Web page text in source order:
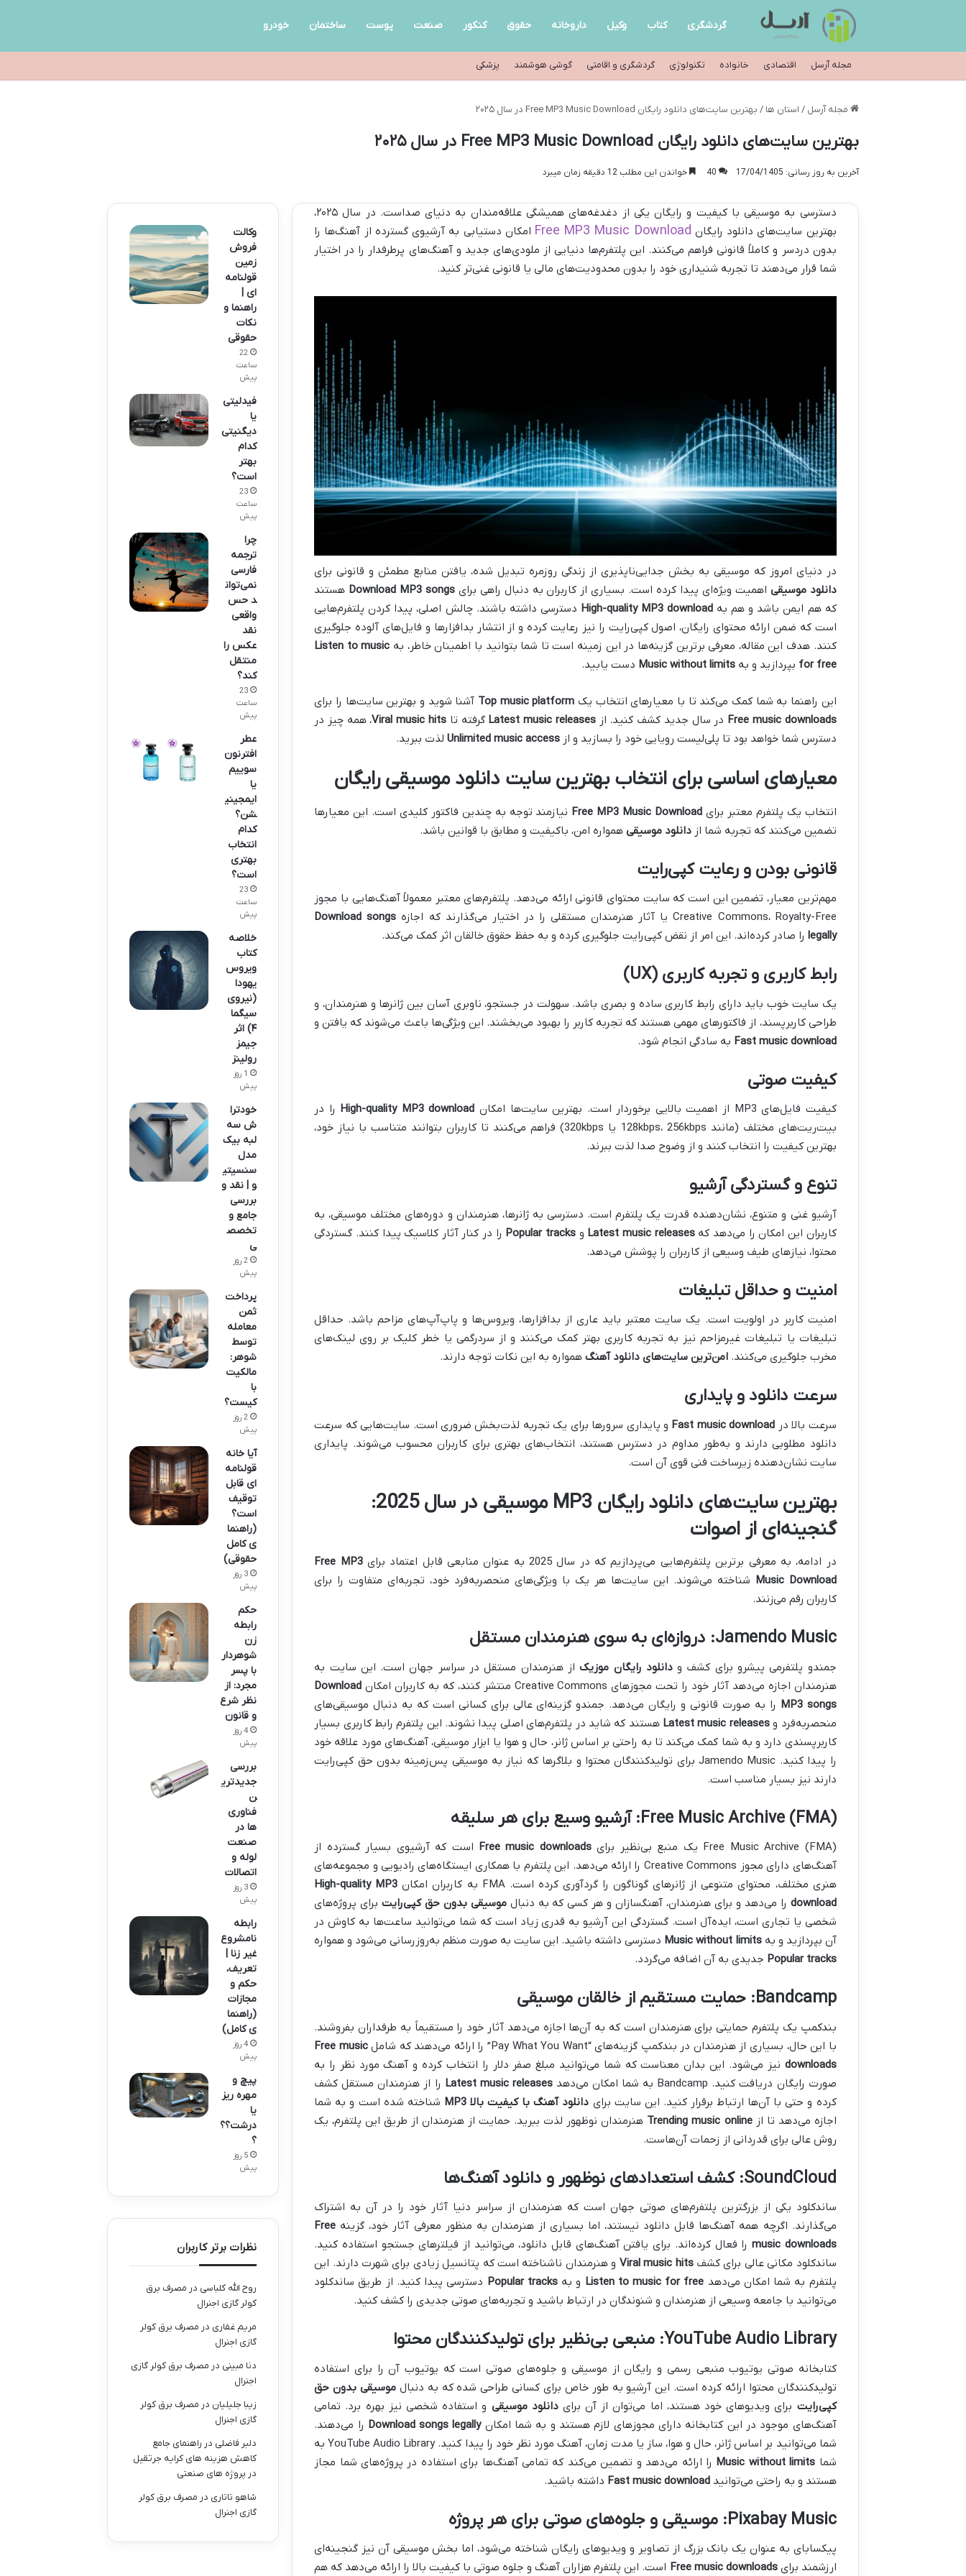
گردشگری کتاب وکیل داروخانه حقوق کنکور صنعت پوست ساختمان خودرو
مجله آرسل اقتصادی خانواده تکنولوژی گردشگری و اقامتی گوشی هوشمند پزشکی
مجله آرسل / استان ها / بهترین سایت‌های دانلود رایگان Free MP3 Music Download در سال ۲۰۲۵
بهترین سایت‌های دانلود رایگان Free MP3 Music Download در سال ۲۰۲۵
آخرین به روز رسانی: 17/04/1405 40 خواندن این مطلب 12 دقیقه زمان میبرد
دسترسی به موسیقی با کیفیت و رایگان یکی از دغدغه‌های همیشگی علاقه‌مندان به دنیای صداست. در سال ۲۰۲۵،
بهترین سایت‌های دانلود رایگان Free MP3 Music Download امکان دستیابی به آرشیوی گسترده از آهنگ‌ها را
بدون دردسر و کاملاً قانونی فراهم می‌کنند. این پلتفرم‌ها دنیایی از ملودی‌های جدید و آهنگ‌های پرطرفدار را در اختیار
شما قرار می‌دهند تا تجربه شنیداری خود را بدون محدودیت‌های مالی یا قانونی غنی‌تر کنید.
در دنیای امروز که موسیقی به بخش جدایی‌ناپذیری از زندگی روزمره تبدیل شده، یافتن منابع مطمئن و قانونی برای
دانلود موسیقی اهمیت ویژه‌ای پیدا کرده است. بسیاری از کاربران به دنبال راهی برایDownload MP3 songs هستند
که هم ایمن باشد و هم به High-quality MP3 download دسترسی داشته باشند. چالش اصلی، پیدا کردن پلتفرم‌هایی
است که ضمن ارائه محتوای رایگان، اصول کپی‌رایت را نیز رعایت کرده و از انتشار بدافزارها و فایل‌های آلوده جلوگیری
کنند. هدف این مقاله، معرفی برترین گزینه‌ها در این زمینه است تا شما بتوانید با اطمینان خاطر، به Listen to music
for free بپردازید و بهMusic without limits دست یابید.
این راهنما به شما کمک می‌کند تا با معیارهای انتخاب یک Top music platform آشنا شوید و بهترین سایت‌ها را برای
Free music downloads در سال جدید کشف کنید. ازLatest music releases گرفته تا Viral music hits، همه چیز در
دسترس شما خواهد بود تا پلی‌لیست رویایی خود را بسازید و ازUnlimited music access لذت ببرید.
معیارهای اساسی برای انتخاب بهترین سایت دانلود موسیقی رایگان
انتخاب یک پلتفرم معتبر برای Free MP3 Music Download نیازمند توجه به چندین فاکتور کلیدی است. این معیارها
تضمین می‌کنند که تجربه شما ازدانلود موسیقی همواره امن، باکیفیت و مطابق با قوانین باشد.
قانونی بودن و رعایت کپی‌رایت
مهم‌ترین معیار، تضمین این است که سایت محتوای قانونی ارائه می‌دهد. پلتفرم‌های معتبر معمولاً آهنگ‌هایی با مجوز
Creative Commons، Royalty-Free یا آثار هنرمندان مستقلی را در اختیار می‌گذارند که اجازه
Download songs
legally را صادر کرده‌اند. این امر از نقض کپی‌رایت جلوگیری کرده و به حفظ حقوق خالقان اثر کمک می‌کند.
رابط کاربری و تجربه کاربری (UX)
یک سایت خوب باید دارای رابط کاربری ساده و بصری باشد. سهولت در جستجو، ناوبری آسان بین ژانرها و هنرمندان، و
طراحی کاربرپسند، از فاکتورهای مهمی هستند که تجربه کاربر را بهبود می‌بخشند. این ویژگی‌ها باعث می‌شوند که یافتن و
Fast music download به سادگی انجام شود.
کیفیت صوتی
کیفیت فایل‌های MP3 از اهمیت بالایی برخوردار است. بهترین سایت‌ها امکان High-quality MP3 download را در
بیت‌ریت‌های مختلف (مانند 128kbps، 256kbps یا 320kbps) فراهم می‌کنند تا کاربران بتوانند متناسب با نیاز خود،
بهترین کیفیت را انتخاب کنند و از وضوح صدا لذت ببرند.
تنوع و گستردگی آرشیو
آرشیو غنی و متنوع، نشان‌دهنده قدرت یک پلتفرم است. دسترسی به ژانرها، هنرمندان و دوره‌های مختلف موسیقی، به
کاربران این امکان را می‌دهد کهLatest music releases و Popular tracks را در کنار آثار کلاسیک پیدا کنند. گستردگی
محتوا، نیازهای طیف وسیعی از کاربران را پوشش می‌دهد.
امنیت و حداقل تبلیغات
امنیت کاربر در اولویت است. یک سایت معتبر باید عاری از بدافزارها، ویروس‌ها و پاپ‌آپ‌های مزاحم باشد. حداقل
تبلیغات یا تبلیغات غیرمزاحم نیز به تجربه کاربری بهتر کمک می‌کنند و از سردرگمی یا خطر کلیک بر روی لینک‌های
مخرب جلوگیری می‌کنند.امن‌ترین سایت‌های دانلود آهنگ همواره به این نکات توجه دارند.
سرعت دانلود و پایداری
سرعت بالا در Fast music download و پایداری سرورها برای یک تجربه لذت‌بخش ضروری است. سایت‌هایی که سرعت
دانلود مطلوبی دارند و به‌طور مداوم در دسترس هستند، انتخاب‌های بهتری برای کاربران محسوب می‌شوند. پایداری
سایت نشان‌دهنده زیرساخت فنی قوی آن است.
بهترین سایت‌های دانلود رایگان MP3 موسیقی در سال 2025:
گنجینه‌ای از اصوات
در ادامه، به معرفی برترین پلتفرم‌هایی می‌پردازیم که در سال 2025 به عنوان منابعی قابل اعتماد برای
Free MP3
Music Download شناخته می‌شوند. این سایت‌ها هر یک با ویژگی‌های منحصربه‌فرد خود، تجربه‌ای متفاوت را برای
کاربران رقم می‌زنند.
Jamendo Music: دروازه‌ای به سوی هنرمندان مستقل
جمندو پلتفرمی پیشرو برای کشف ودانلود رایگان موزیک از هنرمندان مستقل در سراسر جهان است. این سایت به
هنرمندان اجازه می‌دهد آثار خود را تحت مجوزهای Creative Commons منتشر کنند، که به کاربران امکان
Download
MP3 songs را به صورت قانونی و رایگان می‌دهد. جمندو گزینه‌ای عالی برای کسانی است که به دنبال موسیقی‌های
منحصربه‌فرد وLatest music releases هستند که شاید در پلتفرم‌های اصلی پیدا نشوند. این پلتفرم رابط کاربری بسیار
کاربرپسندی دارد و به شما کمک می‌کند تا به راحتی بر اساس ژانر، حال و هوا یا ابزار موسیقی، آهنگ‌های مورد علاقه خود
را پیدا کنید. Jamendo Music برای تولیدکنندگان محتوا و بلاگرها که نیاز به موسیقی پس‌زمینه بدون حق کپی‌رایت
دارند نیز بسیار مناسب است.
Free Music Archive (FMA): آرشیو وسیع برای هر سلیقه
Free Music Archive (FMA) یک منبع بی‌نظیر برای Free music downloads است که آرشیوی بسیار گسترده از
آهنگ‌های دارای مجوز Creative Commons را ارائه می‌دهد. این پلتفرم با همکاری ایستگاه‌های رادیویی و مجموعه‌های
هنری مختلف، محتوای متنوعی از ژانرهای گوناگون را گردآوری کرده است. FMA به کاربران امکان
High-quality MP3
download را می‌دهد و برای هنرمندان، آهنگسازان و هر کسی که به دنبالموسیقی بدون حق کپی‌رایتبرای پروژه‌های
شخصی یا تجاری است، ایده‌آل است. گستردگی این آرشیو به قدری زیاد است که شما می‌توانید ساعت‌ها به کاوش در
آن بپردازید و بهMusic without limits دسترسی داشته باشید. این سایت به صورت منظم به‌روزرسانی می‌شود و همواره
Popular tracks جدیدی به آن اضافه می‌گردد.
Bandcamp: حمایت مستقیم از خالقان موسیقی
بندکمپ یک پلتفرم حمایتی برای هنرمندان است که به آن‌ها اجازه می‌دهد آثار خود را مستقیماً به طرفداران بفروشند.
با این حال، بسیاری از هنرمندان در بندکمپ گزینه‌های “Pay What You Want” را ارائه می‌دهند که شامل
Free music
downloads نیز می‌شود. این بدان معناست که شما می‌توانید مبلغ صفر دلار را انتخاب کرده و آهنگ مورد نظر را به
صورت رایگان دریافت کنید. Bandcamp به شما امکان می‌دهد
Latest music releases را از هنرمندان مستقل کشف
کرده و حتی با آن‌ها ارتباط برقرار کنید. این سایت برای دانلود آهنگ با کیفیت بالا MP3
شناخته شده است و به شما
اجازه می‌دهد تا ازTrending music online هنرمندان نوظهور لذت ببرید. حمایت از هنرمندان از طریق این پلتفرم، یک
روش عالی برای قدردانی از زحمات آن‌هاست.
SoundCloud: کشف استعدادهای نوظهور و دانلود آهنگ‌ها
ساندکلود یکی از بزرگترین پلتفرم‌های صوتی جهان است که هنرمندان از سراسر دنیا آثار خود را در آن به اشتراک
می‌گذارند. اگرچه همه آهنگ‌ها قابل دانلود نیستند، اما بسیاری از هنرمندان به منظور معرفی آثار خود، گزینه Free
music downloads را فعال کرده‌اند. برای یافتن آهنگ‌های قابل دانلود، می‌توانید از فیلترهای جستجو استفاده کنید.
ساندکلود مکانی عالی برای کشفViral music hits و هنرمندان ناشناخته است که پتانسیل زیادی برای شهرت دارند. این
پلتفرم به شما امکان می‌دهد Listen to music for free و بهPopular tracks دسترسی پیدا کنید. از طریق ساندکلود
می‌توانید با جامعه وسیعی از هنرمندان و شنوندگان در ارتباط باشید و تجربه‌های صوتی جدیدی را کشف کنید.
YouTube Audio Library: منبعی بی‌نظیر برای تولیدکنندگان محتوا
کتابخانه صوتی یوتیوب منبعی رسمی و رایگان از موسیقی و جلوه‌های صوتی است که یوتیوب آن را برای استفاده
تولیدکنندگان محتوا ارائه کرده است. این آرشیو به طور خاص برای کسانی طراحی شده که به دنبالموسیقی بدون حق
کپی‌رایت برای ویدیوهای خود هستند، اما می‌توان از آن برایدانلود موسیقی و استفاده شخصی نیز بهره برد. تمامی
آهنگ‌های موجود در این کتابخانه دارای مجوزهای لازم هستند و به شما امکانDownload songs legally را می‌دهند.
شما می‌توانید بر اساس ژانر، حال و هوا، ساز یا مدت زمان، آهنگ مورد نظر خود را پیدا کنید. YouTube Audio Library به
شما Music without limits را ارائه می‌دهد و تضمین می‌کند که تمامی آهنگ‌ها برای استفاده در پروژه‌های شما مجاز
هستند و به راحتی می‌توانیدFast music download داشته باشید.
Pixabay Music: موسیقی و جلوه‌های صوتی برای هر پروژه
پیکسابای به عنوان یک بانک بزرگ از تصاویر و ویدیوهای رایگان شناخته می‌شود، اما بخش موسیقی آن نیز گنجینه‌ای
ارزشمند برایFree music downloads است. این پلتفرم هزاران آهنگ و جلوه صوتی با کیفیت بالا را ارائه می‌دهد که هم
وکالت
فروش
زمین
قولنامه
ای |
راهنما و
نکات
حقوقی
22
ساعت
پیش
فیدلیتی
یا
دیگنیتی
کدام
بهتر
است؟
23
ساعت
پیش
چرا
ترجمه
فارسی
نمی‌توان
د حس
واقعی
نقد
عکس را
منتقل
کند؟
23
ساعت
پیش
عطر
افترنون
سوییم
یا
ایمجینی
شن؟
کدام
انتخاب
بهتری
است؟
23
ساعت
پیش
خلاصه
کتاب
ویروس
یهودا
(نیروی
سیگما
۴) اثر
جیمز
رولینز
1 روز
پیش
خودترا
ش سه
لبه بیک
مدل
سنسیتی
و | نقد و
بررسی
جامع و
تخصص
ی
2 روز
پیش
پرداخت
ثمن
معامله
توسط
شوهر:
مالکیت
با
کیست؟
2 روز
پیش
آیا خانه
قولنامه
ای قابل
توقیف
است؟
(راهنما
ی کامل
حقوقی)
3 روز
پیش
حکم
رابطه
زن
شوهردار
با پسر
مجرد: از
نظر شرع
و قانون
4 روز
پیش
بررسی
جدیدتری
ن
فناوری
ها در
صنعت
لوله و
اتصالات
3 روز
پیش
رابطه
نامشروع
غیر زنا |
تعریف،
حکم و
مجازات
(راهنما
ی کامل)
4 روز
پیش
پیچ و
مهره ریز
یا
درشت؟؟
؟
5 روز
پیش
نظرات برتر کاربران
روح الله کلباسی در مصرف برق
کولر گازی اجنرال
مریم غفاری در مصرف برق کولر
گازی اجنرال
دنا مبینی در مصرف برق کولر گازی
اجنرال
زیبا جلیلیان در مصرف برق کولر
گازی اجنرال
دلبر فاضلی در راهنمای جامع
کاهش هزینه های کرایه جرثقیل
در پروژه های صنعتی
شاهو تاتاری در مصرف برق کولر
گازی اجنرال